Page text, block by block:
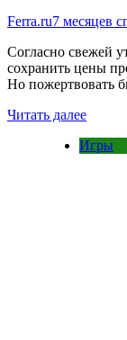
Ferra.ru7 месяцев
Согласно свежей
сохранить цены
Но пожертвовать
Читать далее
Игры